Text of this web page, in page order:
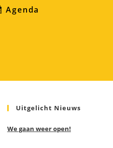
Agenda
Uitgelicht Nieuws
We gaan weer open!